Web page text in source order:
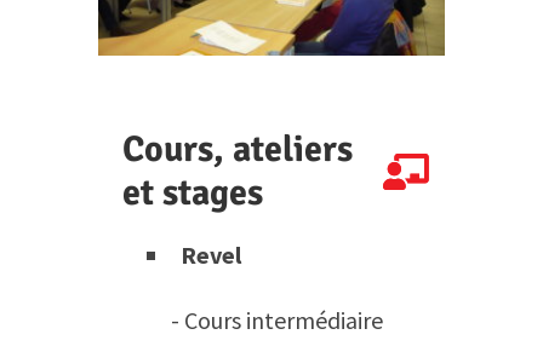
Cours, ateliers
et stages
Revel
- Cours intermédiaire